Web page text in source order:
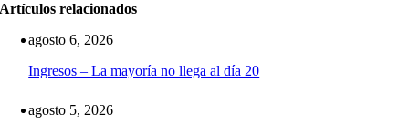
Artículos relacionados
agosto 6, 2026
Ingresos – La mayoría no llega al día 20
agosto 5, 2026